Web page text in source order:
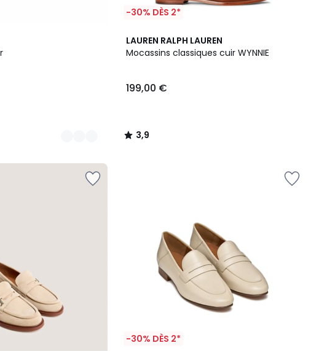
-30% DÈS 2*
LAUREN RALPH LAUREN
Mocassins classiques cuir WYNNIE
199,00 €
3,9
/ 5
3,9
/
-30% DÈS 2*